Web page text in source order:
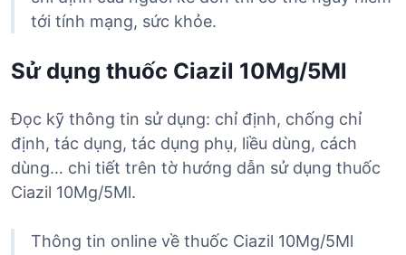
tới tính mạng, sức khỏe.
Sử dụng thuốc Ciazil 10Mg/5Ml
Đọc kỹ thông tin sử dụng: chỉ định, chống chỉ
định, tác dụng, tác dụng phụ, liều dùng, cách
dùng… chi tiết trên tờ hướng dẫn sử dụng thuốc
Ciazil 10Mg/5Ml.
Thông tin online về thuốc Ciazil 10Mg/5Ml